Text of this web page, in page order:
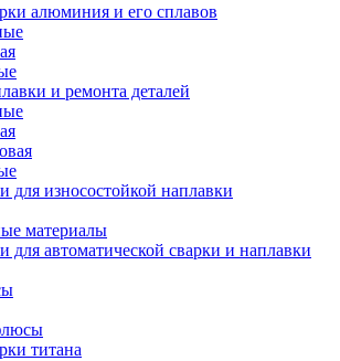
алюминия и его сплавов
и ремонта деталей
износостойкой наплавки
материалы
автоматической сварки и наплавки
титана